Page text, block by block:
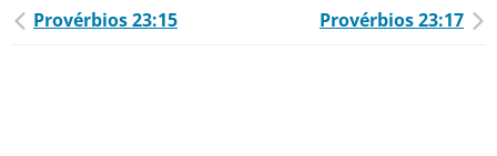
Provérbios 23:15 Provérbios 23:17